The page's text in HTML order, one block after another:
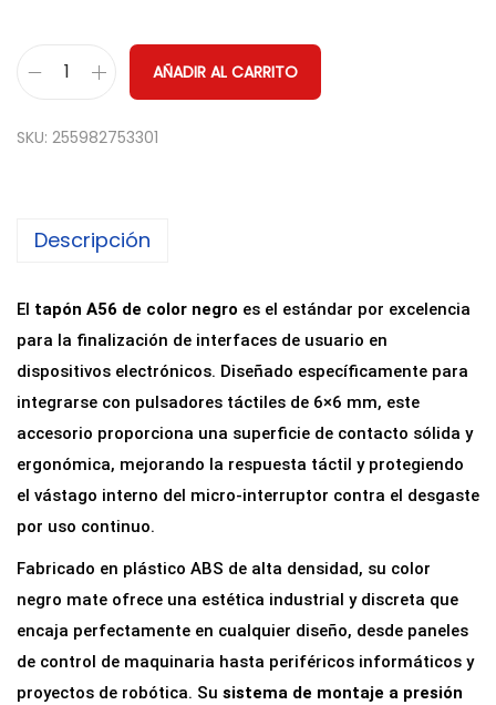
p
A
6
p
a
r
a
P
u
l
o
AÑADIR AL CARRITO
SKU: 255982753301
Descripción
El tapón A56 de color negro es el estándar por excelencia
para la finalización de interfaces de usuario en
dispositivos electrónicos. Diseñado específicamente para
integrarse con pulsadores táctiles de 6×6 mm, este
accesorio proporciona una superficie de contacto sólida y
ergonómica, mejorando la respuesta táctil y protegiendo
el vástago interno del micro-interruptor contra el desgaste
por uso continuo.
Fabricado en plástico ABS de alta densidad, su color
negro mate ofrece una estética industrial y discreta que
encaja perfectamente en cualquier diseño, desde paneles
de control de maquinaria hasta periféricos informáticos y
proyectos de robótica. Su sistema de montaje a presión